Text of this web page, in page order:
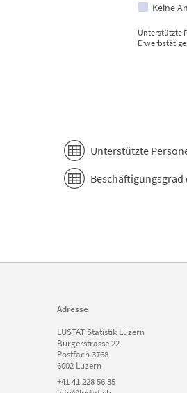
Unterstützte
Keine
Unterstützte
Adresse
LUSTAT Statistik Luzern
Burgerstrasse 22
Postfach 3768
6002 Luzern
+41 41 228 56 35